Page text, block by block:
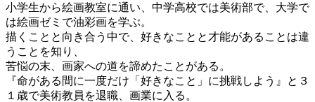
小学生から絵画教室に通い、中学高校では美術部で、大学で
は絵画ゼミで油彩画を学ぶ。
描くことと向き合う中で、好きなことと才能があることは違
うことを知り、
苦悩の末、画家への道を諦めたことがある。
『命がある間に一度だけ「好きなこと」に挑戦しよう』と３
１歳で美術教員を退職、画業に入る。